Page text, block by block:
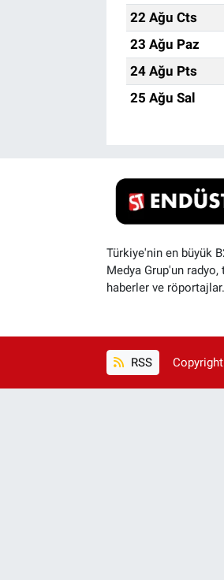
22 Ağu Cts
23 Ağu Paz
24 Ağu Pts
25 Ağu Sal
Türkiye'nin en büyük
Medya Grup'un
haberler ve röportajlar.
RSS